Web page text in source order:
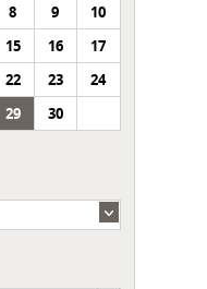
8 9
10
15 16
17
22 23
24
29 30